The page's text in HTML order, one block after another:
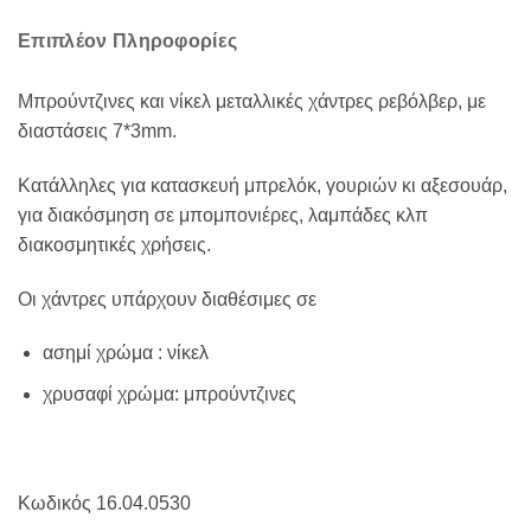
Επιπλέον Πληροφορίες
Μπρούντζινες και νίκελ μεταλλικές χάντρες ρεβόλβερ, με
διαστάσεις 7*3mm.
Κατάλληλες για κατασκευή μπρελόκ, γουριών κι αξεσουάρ,
για διακόσμηση σε μπομπονιέρες, λαμπάδες κλπ
διακοσμητικές χρήσεις.
Οι χάντρες υπάρχουν διαθέσιμες σε
ασημί χρώμα : νίκελ
χρυσαφί χρώμα: μπρούντζινες
Κωδικός 16.04.0530